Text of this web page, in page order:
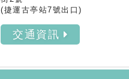
(捷運古亭站7號出口)
交通資訊